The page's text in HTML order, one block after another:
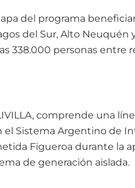
del programa
del Sur, Alto
338.000 personas
comprende una
Sistema Argentino de
Figueroa durante la
de generación aislada.